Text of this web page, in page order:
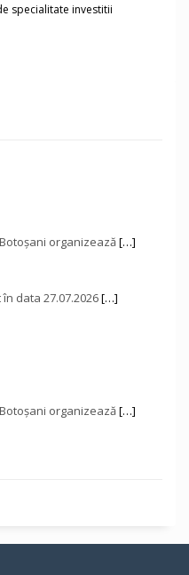
specialitate investitii
organizează[…]
data 27.07.2026[…]
organizează[…]